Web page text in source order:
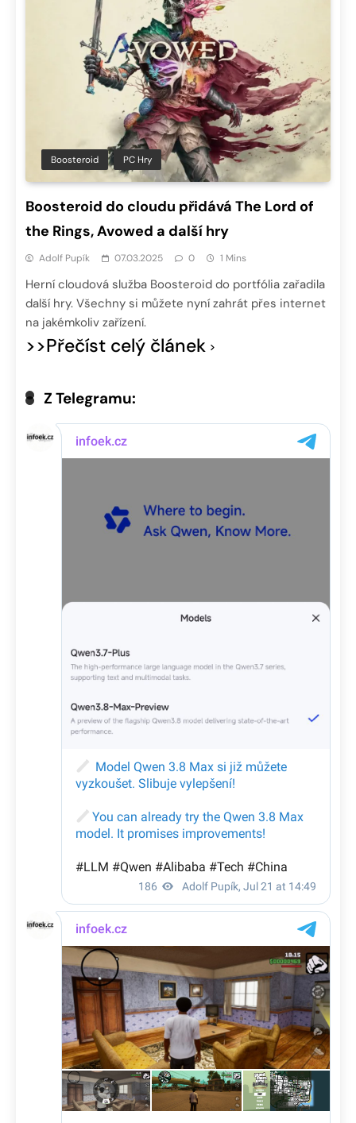
Boosteroid PC Hry
Boosteroid do cloudu přidává The Lord of
the Rings, Avowed a další hry
Adolf Pupík 07.03.2025 0 1 Mins
Herní cloudová služba Boosteroid do portfólia zařadila
další hry. Všechny si můžete nyní zahrát přes internet
na jakémkoliv zařízení.
>>Přečíst celý článek
Z Telegramu: